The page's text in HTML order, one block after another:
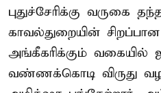
புதுச்சேரிக்கு வருகை
காவல்துறையின்
அங்கீகரிக்கும் வகையில்
வண்ணக்கொடி விருது